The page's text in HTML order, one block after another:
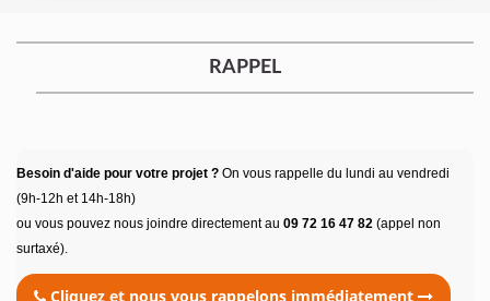
RAPPEL
Besoin d'aide pour votre projet ? On vous rappelle du lundi au vendredi
(9h-12h et 14h-18h)
ou vous pouvez nous joindre directement au 09 72 16 47 82 (appel non
surtaxé).
Cliquez et nous vous rappelons immédiatement